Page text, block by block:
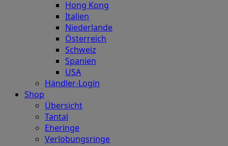
Hong Kong
Italien
Niederlande
Österreich
Schweiz
Spanien
USA
Händler-Login
Shop
Übersicht
Tantal
Eheringe
Verlobungsringe